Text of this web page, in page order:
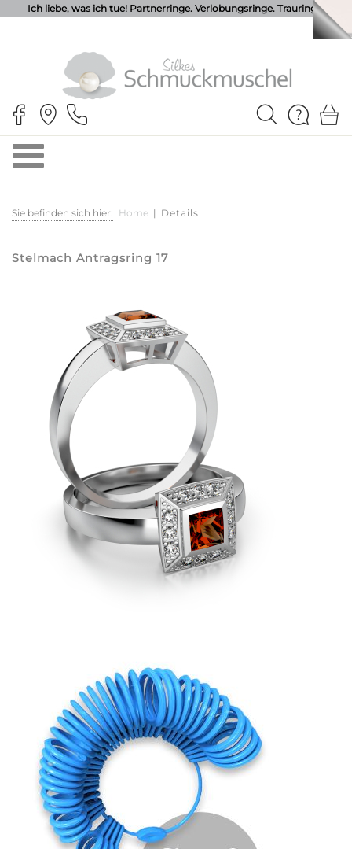
Ich liebe, was ich tue! Partnerringe. Verlobungsringe. Trauringe.
Sie befinden sich hier: Home | Details
Stelmach Antragsring 17